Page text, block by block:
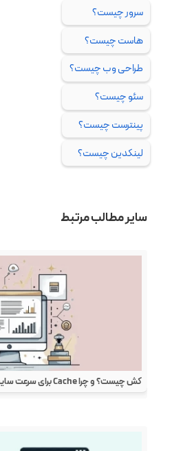
سرور چیست؟
هاست چیست؟
طراحی وب چیست؟
سئو چیست؟
پینترست چیست؟
لینکدین چیست؟
سایر مطالب مرتبط
کش چیست؟ و چرا Cache برای سرعت سایت و سئو اهمیت دارد